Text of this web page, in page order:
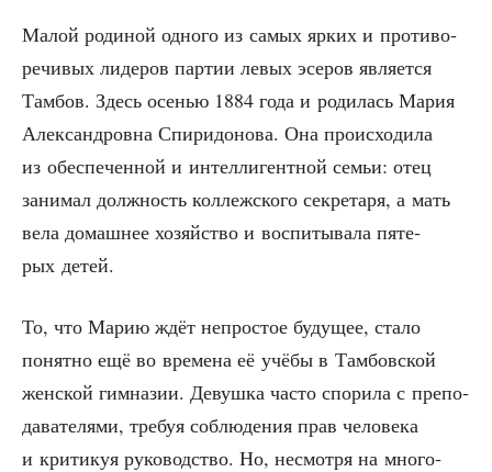
Малой роди­ной одно­го из самых ярких и про­ти­во­
ре­чи­вых лиде­ров пар­тии левых эсе­ров явля­ет­ся
Там­бов. Здесь осе­нью 1884 года и роди­лась Мария
Алек­сан­дров­на Спи­ри­до­но­ва. Она про­ис­хо­ди­ла
из обес­пе­чен­ной и интел­ли­гент­ной семьи: отец
зани­мал долж­ность кол­леж­ско­го сек­ре­та­ря, а мать
вела домаш­нее хозяй­ство и вос­пи­ты­ва­ла пяте­
рых детей.
То, что Марию ждёт непро­стое буду­щее, ста­ло
понят­но ещё во вре­ме­на её учё­бы в Там­бов­ской
жен­ской гим­на­зии. Девуш­ка часто спо­ри­ла с пре­по­
да­ва­те­ля­ми, тре­буя соблю­де­ния прав чело­ве­ка
и кри­ти­куя руко­вод­ство. Но, несмот­ря на мно­го­